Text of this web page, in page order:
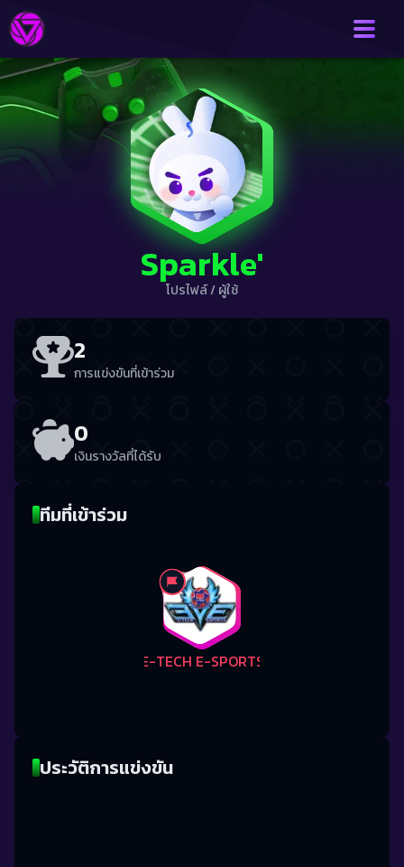
Sparkle'
โปรไฟล์/ผู้ใช้
2
การแข่งขันที่เข้าร่วม
0
เงินรางวัลที่ได้รับ
ทีมที่เข้าร่วม
E-TECH E-SPORTS
ประวัติการแข่งขัน